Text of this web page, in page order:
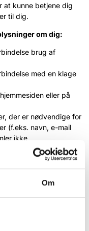
Om
at kunne betjene dig
til dig.
om dig:
brug af
med en klage
eller på
der er nødvendige for
(f.eks. navn, e-mail
ikke
om de besøgende.
videregives kun til:
lov, hvis en kunde